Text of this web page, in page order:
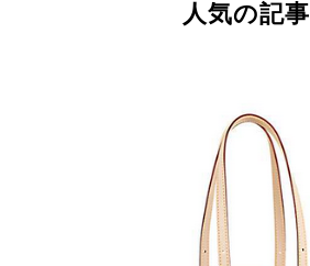
人気の記事